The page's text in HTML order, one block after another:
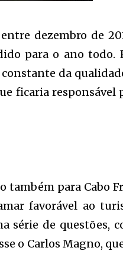
dezembro de
para o ano todo.
constante da
ficaria responsável
também para Cabo
favorável ao
série de questões,
o Carlos Magno,